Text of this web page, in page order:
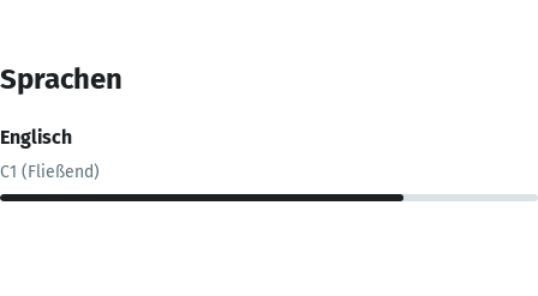
Sprachen
Englisch
C1 (Fließend)